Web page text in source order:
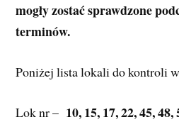
mogły zostać sprawdzone
terminów.
Poniżej lista lokali do kontroli
Lok nr – 10, 15, 17, 22, 45,